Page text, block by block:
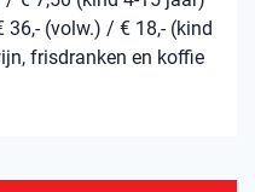
(volw.) / € 18,- (kind
frisdranken en koffie